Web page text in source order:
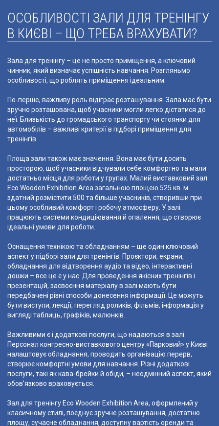
ОСОБЛИВОСТІ ЗАЛИ ДЛЯ ТРЕНІНГУ
В КИЄВІ – ЩО ТРЕБА ВРАХУВАТИ?
Зала для тренінгу – це не просто приміщення, а ключовий
чинник, який визначає успішність навчання. Розгляньмо
особливості, що роблять приміщення ідеальним.
По-перше, важливу роль відіграє розташування. Зала має бути
зручно розташована, щоб учасники могли легко дістатися до
неї. Близькість до громадського транспорту чи стоянки для
автомобілів – важливі критерії в підборі приміщення для
тренінгів.
Площа зали також має значення. Вона має бути досить
просторою, щоб учасники відчували себе комфортно та мали
достатньо місця для роботи у групах. Малий виставковий зал
Eco Wooden Exhibition Area загальною площею 525 кв. м
здатний розмістити 500 та більше учасників, створивши при
цьому особливий комфорт і робочу атмосферу. У залі
працюють системи кондиціювання й опалення, що створює
ідеальні умови для роботи.
Оснащення технікою та обладнанням – ще один ключовий
аспект у підборі зали для тренінгів. Проєктори, екрани,
обладнання для відтворення аудіо та відео, інтерактивні
дошки – все це є у нас. Для проведення якісних тренінгів і
презентацій, засвоєння матеріалу в залі мають бути
передбачені різні способи донесення інформації. Це можуть
бути виступи, лекції, перегляд роликів, фільмів, інформація у
вигляді таблиць, графіків, малюнків.
Важливими є і додаткові послуги, що надаються в залі.
Персонал конгресно-виставкового центру «Парковий» у Києві
налаштовує обладнання, проводить організацію перерв,
створює комфортні умови для навчання. Різні додаткові
послуги, такі як кава-брейки й обіди, – неодмінний аспект, який
обов'язково враховується.
Зал для тренінгу Eco Wooden Exhibition Area, оформлений у
класичному стилі, поєднує зручне розташування, достатню
площу, сучасне обладнання, доступну вартість оренди та